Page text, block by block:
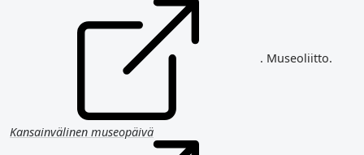
. Museoliitto.
Kansainvälinen museopäivä